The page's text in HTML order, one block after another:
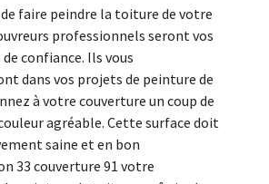
faire peindre la toiture de votre
professionnels seront vos
confiance. Ils vous
dans vos projets de peinture de
à votre couverture un coup de
agréable. Cette surface doit
saine et en bon
33 couverture 91 votre